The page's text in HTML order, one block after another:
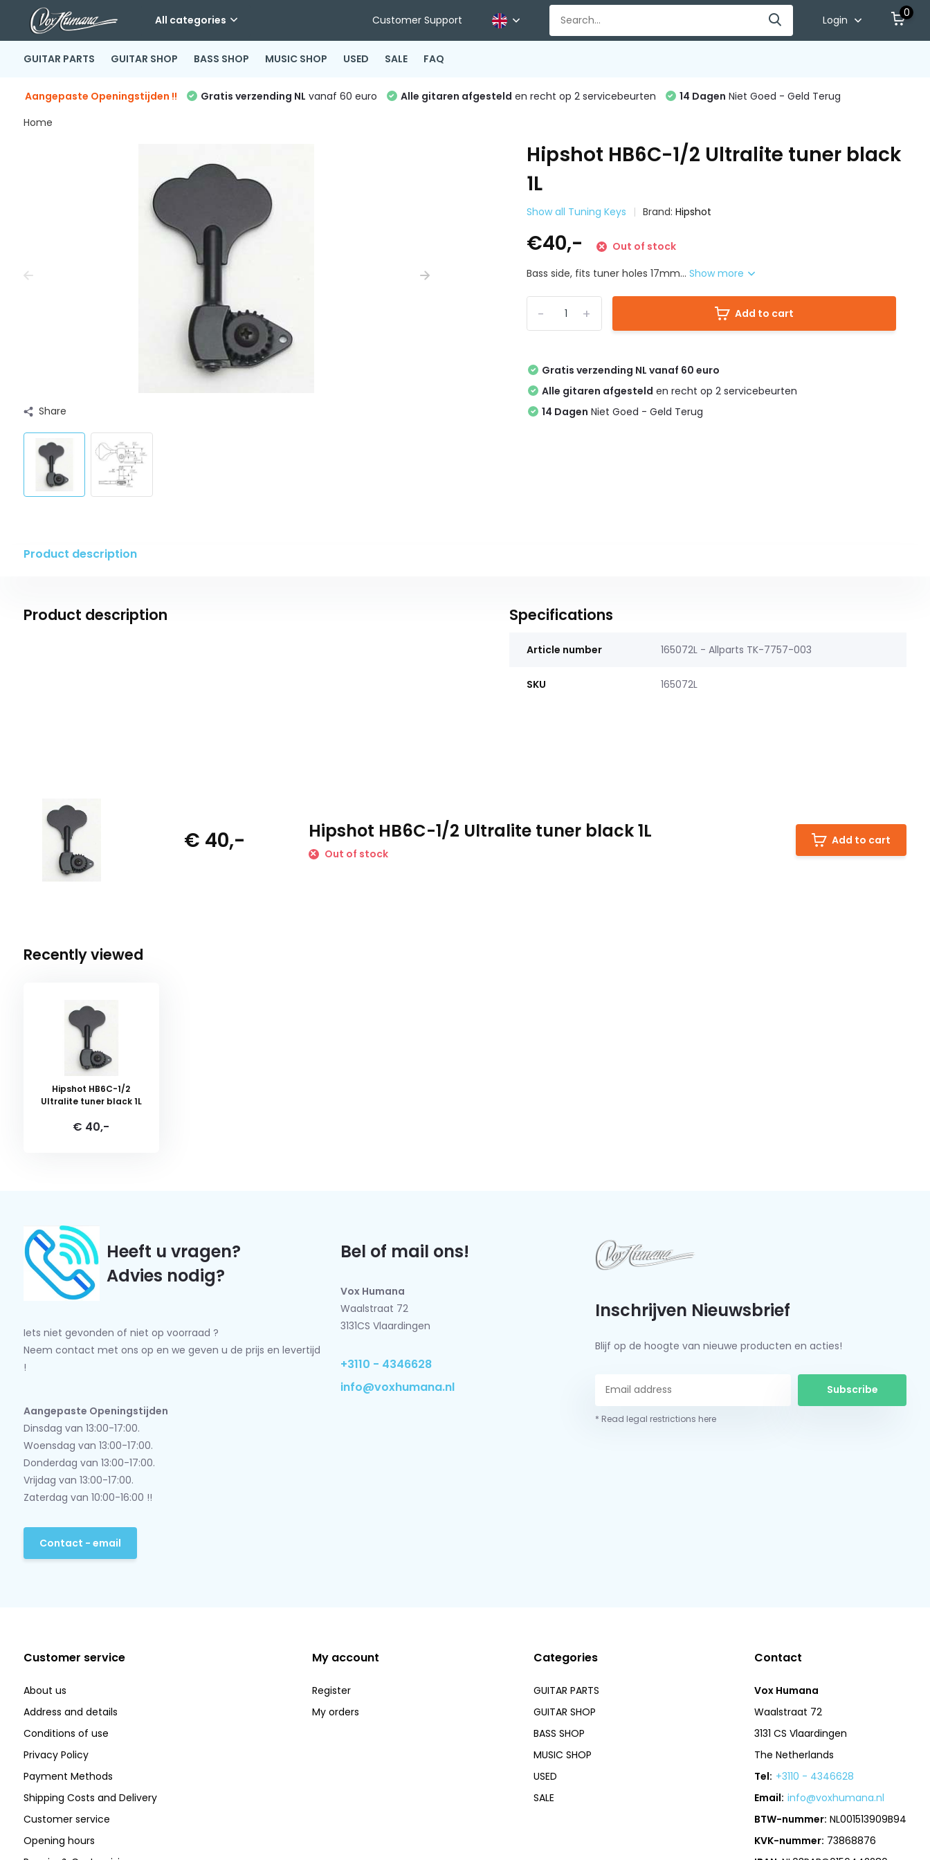
All categories Customer Support Login
0
GUITAR PARTS GUITAR SHOP BASS SHOP MUSIC SHOP USED SALE FAQ
Aangepaste Openingstijden !! Gratis verzending NL vanaf 60 euro Alle gitaren afgesteld en recht op 2 servicebeurten 14 Dagen Niet Goed - Geld Terug
Home
Share
Hipshot HB6C-1/2 Ultralite tuner black
1L
Show all Tuning Keys Brand:Hipshot
€40,-
Out of stock
Bass side, fits tuner holes 17mm...Show more
+
- Add to cart
Gratis verzending NL vanaf 60 euro
Alle gitaren afgesteld en recht op 2 servicebeurten
14 Dagen Niet Goed - Geld Terug
Product description
Product description Specifications
Article number 165072L - Allparts TK-7757-003
SKU 165072L
€ 40,- Hipshot HB6C-1/2 Ultralite tuner black 1L
Out of stock
Add to cart
Recently viewed
Hipshot HB6C-1/2
Ultralite tuner black 1L
€ 40,-
Heeft u vragen?
Advies nodig?
Iets niet gevonden of niet op voorraad ?
Neem contact met ons op en we geven u de prijs en levertijd
!
Aangepaste Openingstijden
Dinsdag van 13:00-17:00.
Woensdag van 13:00-17:00.
Donderdag van 13:00-17:00.
Vrijdag van 13:00-17:00.
Zaterdag van 10:00-16:00 !!
Contact - email
Bel of mail ons!
Vox Humana
Waalstraat 72
3131CS Vlaardingen
+3110 - 4346628
info@voxhumana.nl
Inschrijven Nieuwsbrief
Blijf op de hoogte van nieuwe producten en acties!
Subscribe
* Read legal restrictions here
Customer service
About us
Address and details
Conditions of use
Privacy Policy
Payment Methods
Shipping Costs and Delivery
Customer service
Opening hours
My account
Register
My orders
Categories
GUITAR PARTS
GUITAR SHOP
BASS SHOP
MUSIC SHOP
USED
SALE
Contact
Vox Humana
Waalstraat 72
3131 CS Vlaardingen
The Netherlands
Tel: +3110 - 4346628
Email: info@voxhumana.nl
BTW-nummer: NL001513909B94
KVK-nummer: 73868876